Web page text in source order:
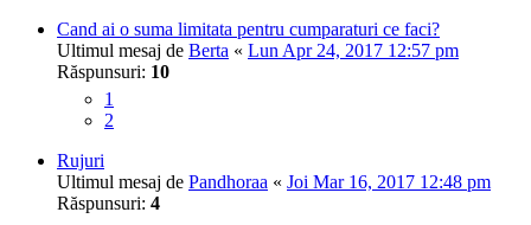
Cand ai o suma limitata pentru cumparaturi ce faci?
Ultimul mesaj de Berta « Lun Apr 24, 2017 12:57 pm
Răspunsuri: 10
1
2
Rujuri
Ultimul mesaj de Pandhoraa « Joi Mar 16, 2017 12:48 pm
Răspunsuri: 4